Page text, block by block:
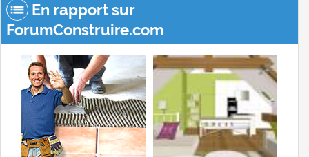
En rapport sur
ForumConstruire.com